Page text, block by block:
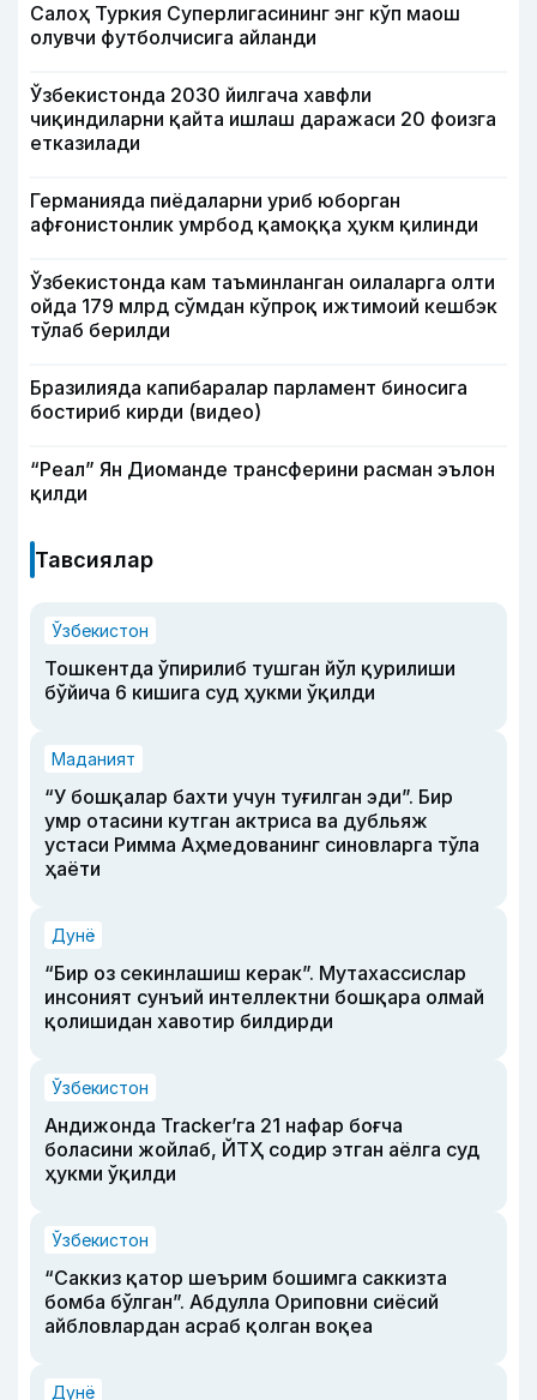
Салоҳ Туркия Суперлигасининг энг кўп маош
олувчи футболчисига айланди
Ўзбекистонда 2030 йилгача хавфли
чиқиндиларни қайта ишлаш даражаси 20 фоизга
етказилади
Германияда пиёдаларни уриб юборган
афғонистонлик умрбод қамоққа ҳукм қилинди
Ўзбекистонда кам таъминланган оилаларга олти
ойда 179 млрд сўмдан кўпроқ ижтимоий кешбэк
тўлаб берилди
Бразилияда капибаралар парламент биносига
бостириб кирди (видео)
“Реал” Ян Диоманде трансферини расман эълон
қилди
Тавсиялар
Ўзбекистон
Тошкентда ўпирилиб тушган йўл қурилиши
бўйича 6 кишига суд ҳукми ўқилди
Маданият
“У бошқалар бахти учун туғилган эди”. Бир
умр отасини кутган актриса ва дубльяж
устаси Римма Аҳмедованинг синовларга тўла
ҳаёти
Дунё
“Бир оз секинлашиш керак”. Мутахассислар
инсоният сунъий интеллектни бошқара олмай
қолишидан хавотир билдирди
Ўзбекистон
Андижонда Tracker’га 21 нафар боғча
боласини жойлаб, ЙТҲ содир этган аёлга суд
ҳукми ўқилди
Ўзбекистон
“Саккиз қатор шеърим бошимга саккизта
бомба бўлган”. Абдулла Ориповни сиёсий
айбловлардан асраб қолган воқеа
Дунё